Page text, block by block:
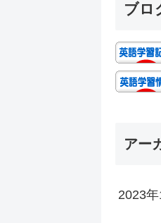
ブロ
アー
2023年